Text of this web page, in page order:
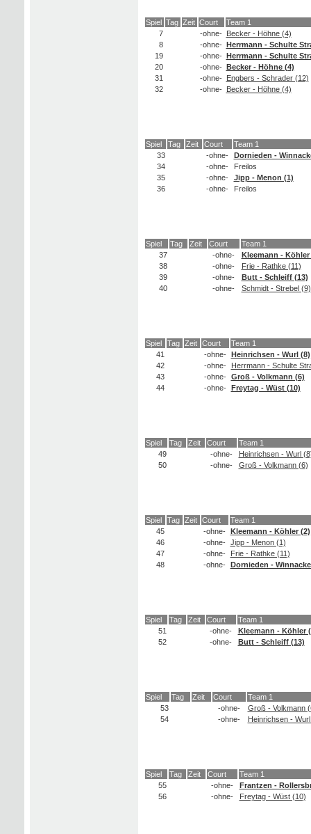
Spiel Tag Zeit Court
Team 1
7
-ohne- Becker - Höhne (4)
8
-ohne- Herrmann - Schulte
19
-ohne- Herrmann - Schulte
20
-ohne- Becker - Höhne (4)
31
-ohne- Engbers - Schrader (12)
32
-ohne- Becker - Höhne (4)
Spiel Tag Zeit Court
Team 1
33
-ohne-
Dornieden -
34
-ohne-
Freilos
35
-ohne-
Jipp - Menon (1)
36
-ohne- Freilos
Spiel Tag Zeit Court
Team 1
37
-ohne-
Kleemann - Köhler
38
-ohne-
Frie - Rathke (11)
39
-ohne-
Butt - Schleiff (13)
40
-ohne- Schmidt - Strebel (9)
Spiel Tag Zeit Court
Team 1
41
-ohne-
Heinrichsen - Wurl (8)
42
-ohne-
Herrmann - Schulte
43
-ohne-
Groß - Volkmann (6)
44
-ohne- Freytag - Wüst (10)
Spiel Tag Zeit Court
Team 1
49
-ohne-
Heinrichsen - Wurl
50
-ohne- Groß - Volkmann (6)
Spiel Tag Zeit Court
Team 1
45
-ohne- Kleemann - Köhler (2)
46
-ohne- Jipp - Menon (1)
47
-ohne-
Frie - Rathke (11)
48
-ohne- Dornieden -
Spiel Tag Zeit Court
Team 1
51
-ohne-
Kleemann - Köhler
52
-ohne- Butt - Schleiff (13)
Spiel Tag Zeit Court
Team 1
53
-ohne-
Groß - Volkmann
54
-ohne- Heinrichsen -
Spiel Tag Zeit Court
Team 1
55
-ohne-
Frantzen -
56
-ohne- Freytag - Wüst (10)